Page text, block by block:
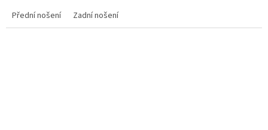
Přední nošení
Zadní nošení